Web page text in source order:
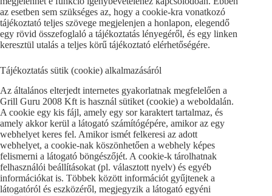
az esetben sem szükséges az, hogy a cookie-kra vonatkozó
tájékoztató teljes szövege megjelenjen a honlapon, elegendő
egy rövid összefoglaló a tájékoztatás lényegéről, és egy linken
keresztül utalás a teljes körű tájékoztató elérhetőségére.
Tájékoztatás sütik (cookie) alkalmazásáról
Az általános elterjedt internetes gyakorlatnak megfelelően a
Grill Guru 2008 Kft is használ sütiket (cookie) a weboldalán.
A cookie egy kis fájl, amely egy sor karaktert tartalmaz, és
amely akkor kerül a látogató számítógépére, amikor az egy
webhelyet keres fel. Amikor ismét felkeresi az adott
webhelyet, a cookie-nak köszönhetően a webhely képes
felismerni a látogató böngészőjét. A cookie-k tárolhatnak
felhasználói beállításokat (pl. választott nyelv) és egyéb
információkat is. Többek között információt gyűjtenek a
látogatóról és eszközéről, megjegyzik a látogató egyéni